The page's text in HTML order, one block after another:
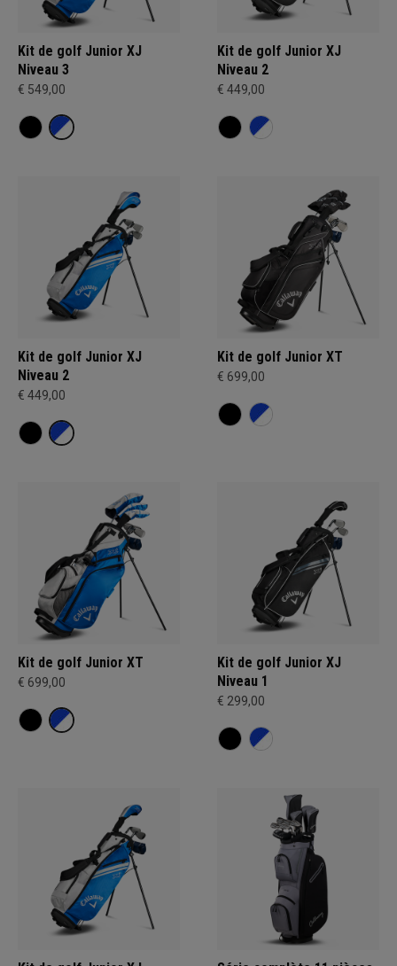
Kit de golf Junior XJ
Niveau 3
€ 549,00
Kit de golf Junior XJ
Niveau 2
€ 449,00
Kit de golf Junior XJ
Niveau 2
€ 449,00
Kit de golf Junior XT
€ 699,00
Kit de golf Junior XT
€ 699,00
Kit de golf Junior XJ
Niveau 1
€ 299,00